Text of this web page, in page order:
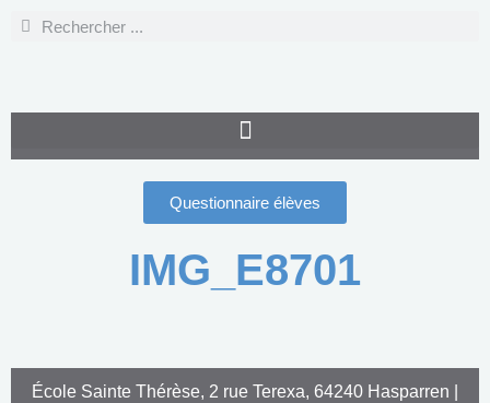
Questionnaire élèves
IMG_E8701
École Sainte Thérèse, 2 rue Terexa, 64240 Hasparren |